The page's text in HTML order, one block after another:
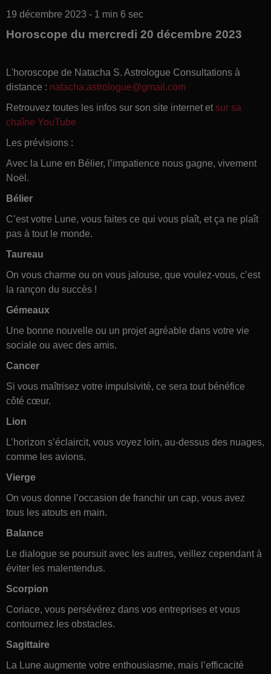
19 décembre 2023 - 1 min 6 sec
Horoscope du mercredi 20 décembre 2023
L'horoscope de Natacha S. Astrologue Consultations à
distance : natacha.astrologue@gmail.com
Retrouvez toutes les infos sur son site internet et sur sa
chaîne YouTube
Les prévisions :
Avec la Lune en Bélier, l’impatience nous gagne, vivement
Noël.
Bélier
C’est votre Lune, vous faites ce qui vous plaît, et ça ne plaît
pas à tout le monde.
Taureau
On vous charme ou on vous jalouse, que voulez-vous, c’est
la rançon du succès !
Gémeaux
Une bonne nouvelle ou un projet agréable dans votre vie
sociale ou avec des amis.
Cancer
Si vous maîtrisez votre impulsivité, ce sera tout bénéfice
côté cœur.
Lion
L’horizon s’éclaircit, vous voyez loin, au-dessus des nuages,
comme les avions.
Vierge
On vous donne l’occasion de franchir un cap, vous avez
tous les atouts en main.
Balance
Le dialogue se poursuit avec les autres, veillez cependant à
éviter les malentendus.
Scorpion
Coriace, vous persévérez dans vos entreprises et vous
contournez les obstacles.
Sagittaire
La Lune augmente votre enthousiasme, mais l’efficacité